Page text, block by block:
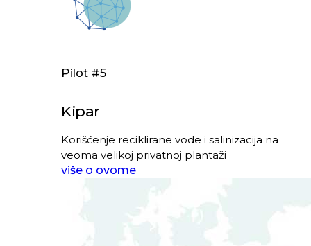
Pilot #5
Kipar
Korišćenje reciklirane vode i salinizacija na
veoma velikoj privatnoj plantaži
više o ovome